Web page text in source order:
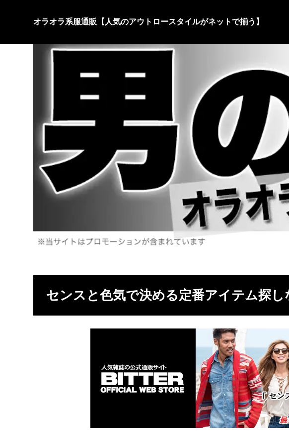
オラオラ系服通販【人気のアウトロースタイルがネットで揃う】
センスと色気で決める定番アイテム探